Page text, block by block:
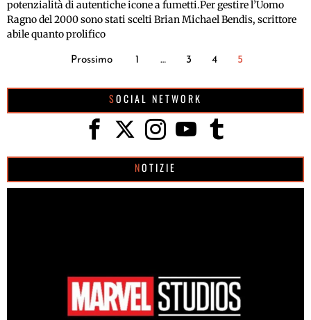
potenzialità di autentiche icone a fumetti.Per gestire l’Uomo
Ragno del 2000 sono stati scelti Brian Michael Bendis, scrittore
abile quanto prolifico
Prossimo 1 … 3 4 5
SOCIAL NETWORK
NOTIZIE